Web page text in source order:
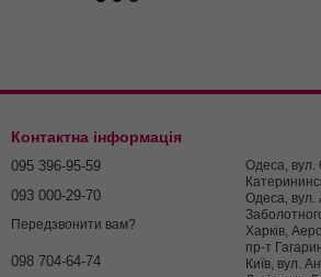
Контактна інформація
095 396-95-59
093 000-29-70
Передзвонити вам?
098 704-64-74
Одеса, вул.
Одеса, вул.
Харків,
пр-т
Київ, вул.